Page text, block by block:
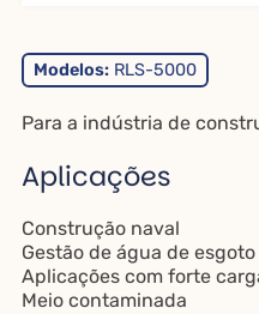
Modelos:RLS-5000
Para a indústria de
Aplicações
Construção naval
Gestão de água de esgoto
Aplicações com forte
Meio contaminada